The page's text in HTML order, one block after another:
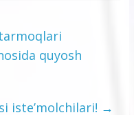
quyosh
iste’molchilari! →